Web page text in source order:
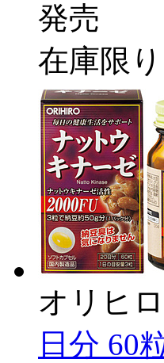
発売
在庫限り
オリヒ
日分 60